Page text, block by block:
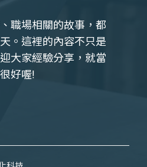
職場相關的故事，都
。這裡的內容不只是
大家經驗分享，就當
好喔!